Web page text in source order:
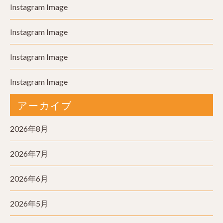
Instagram Image
Instagram Image
Instagram Image
Instagram Image
アーカイブ
2026年8月
2026年7月
2026年6月
2026年5月